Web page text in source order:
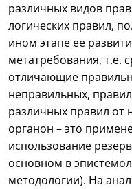
различных видов
логических правил,
ином этапе ее
метатребования, т.е.
отличающие
неправильных,
различных правил от
органон – это
использование
основном в
методологии). На